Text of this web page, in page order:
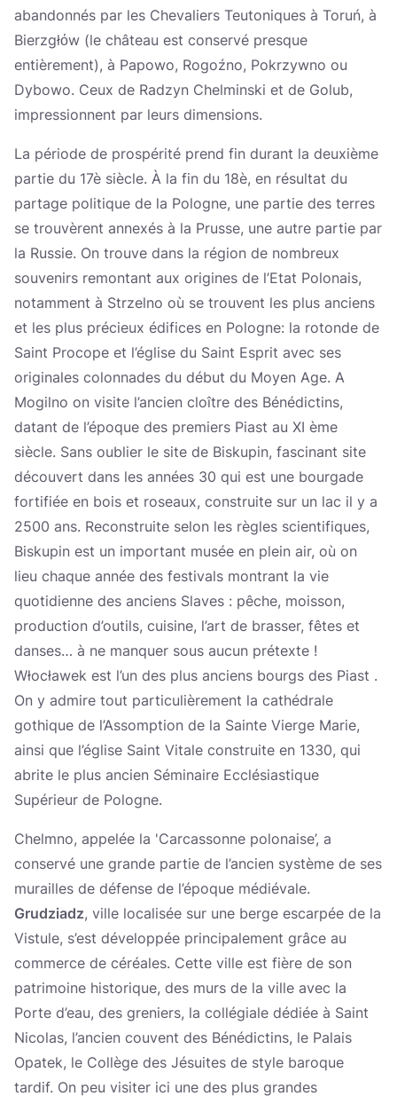
abandonnés par les Chevaliers Teutoniques à Toruń, à
Bierzgłόw (le château est conservé presque
entièrement), à Papowo, Rogoźno, Pokrzywno ou
Dybowo. Ceux de Radzyn Chelminski et de Golub,
impressionnent par leurs dimensions.
La période de prospérité prend fin durant la deuxième
partie du 17è siècle. À la fin du 18è, en résultat du
partage politique de la Pologne, une partie des terres
se trouvèrent annexés à la Prusse, une autre partie par
la Russie. On trouve dans la région de nombreux
souvenirs remontant aux origines de l’Etat Polonais,
notamment à Strzelno où se trouvent les plus anciens
et les plus précieux édifices en Pologne: la rotonde de
Saint Procope et l’église du Saint Esprit avec ses
originales colonnades du début du Moyen Age. A
Mogilno on visite l’ancien cloître des Bénédictins,
datant de l’époque des premiers Piast au XI ème
siècle. Sans oublier le site de Biskupin, fascinant site
découvert dans les années 30 qui est une bourgade
fortifiée en bois et roseaux, construite sur un lac il y a
2500 ans. Reconstruite selon les règles scientifiques,
Biskupin est un important musée en plein air, où on
lieu chaque année des festivals montrant la vie
quotidienne des anciens Slaves : pêche, moisson,
production d’outils, cuisine, l’art de brasser, fêtes et
danses… à ne manquer sous aucun prétexte !
Włocławek est l’un des plus anciens bourgs des Piast .
On y admire tout particulièrement la cathédrale
gothique de l’Assomption de la Sainte Vierge Marie,
ainsi que l’église Saint Vitale construite en 1330, qui
abrite le plus ancien Séminaire Ecclésiastique
Supérieur de Pologne.
Chelmno, appelée la 'Carcassonne polonaise’, a
conservé une grande partie de l’ancien système de ses
murailles de défense de l’époque médiévale.
Grudziadz, ville localisée sur une berge escarpée de la
Vistule, s’est développée principalement grâce au
commerce de céréales. Cette ville est fière de son
patrimoine historique, des murs de la ville avec la
Porte d’eau, des greniers, la collégiale dédiée à Saint
Nicolas, l’ancien couvent des Bénédictins, le Palais
Opatek, le Collège des Jésuites de style baroque
tardif. On peu visiter ici une des plus grandes